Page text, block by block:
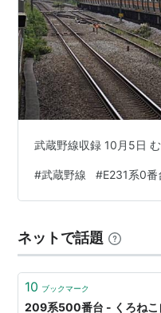
武蔵野線収録 10月5日
#武蔵野線 #E231系0番
ネットで話題
10 ブックマーク
209系500番台 - くろねこ